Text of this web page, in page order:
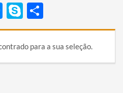
Messenger
Skype
para a sua seleção.